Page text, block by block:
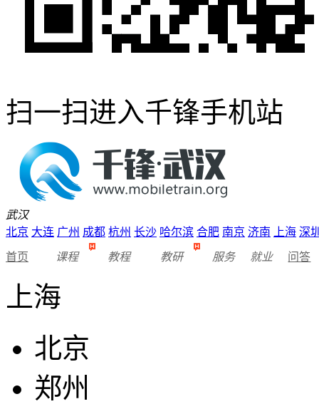
扫一扫进入千锋手机站
武汉
北京 大连 广州 成都 杭州 长沙 哈尔滨 合肥 南京 济南 上海 深
首页 课程 教程 教研 服务 就业 问答
上海
北京
郑州